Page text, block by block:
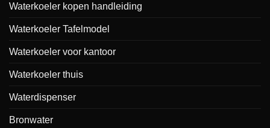
Waterkoeler kopen handleiding
Waterkoeler Tafelmodel
Waterkoeler voor kantoor
Waterkoeler thuis
Waterdispenser
Bronwater